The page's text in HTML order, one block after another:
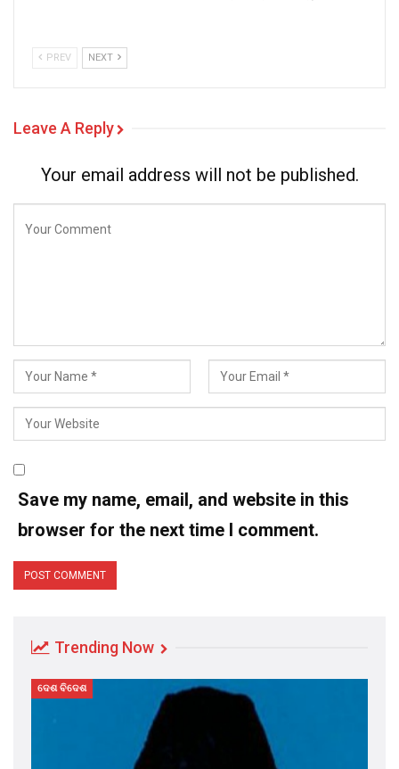
PREV NEXT
Leave A Reply
Your email address will not be published.
Save my name, email, and website in this
browser for the next time I comment.
Trending Now
ଦେଶ ବିଦେଶ